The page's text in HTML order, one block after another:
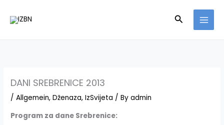
Search
DANI SREBRENICE 2013
/Allgemein,Dženaza,IzSvijeta / Byadmin
Program za dane Srebrenice: